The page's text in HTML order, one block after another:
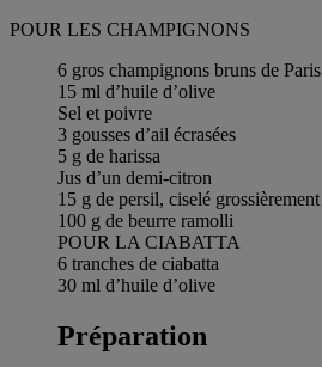
POUR LES CHAMPIGNONS
6 gros champignons bruns de Paris
15 ml d’huile d’olive
Sel et poivre
3 gousses d’ail écrasées
5 g de harissa
Jus d’un demi-citron
15 g de persil, ciselé grossièrement
100 g de beurre ramolli
POUR LA CIABATTA
6 tranches de ciabatta
30 ml d’huile d’olive
Préparation